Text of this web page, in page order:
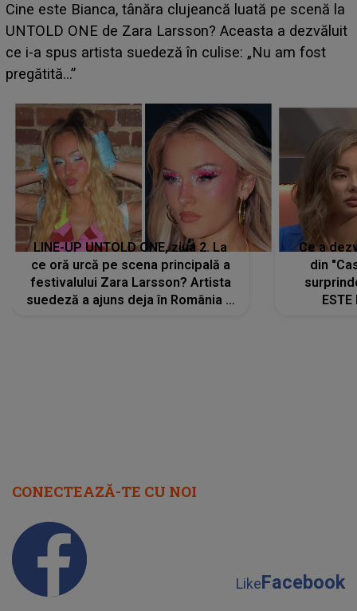
HOROSCOP 11 august 2026. Marte intră în Rac și
aduce tensiuni uriașe pentru o zodie! Conflictele
izbucnesc din senin în jurul ei, iar o situație dificilă
scapă de sub control
LINE-UP UNTOLD ONE, ziua 2. La
ce oră urcă pe scena principală a
festivalului Zara Larsson? Artista
suedeză a ajuns deja în România și
Ce a
din
CONECTEAZĂ-TE CU NOI
LikeFacebook